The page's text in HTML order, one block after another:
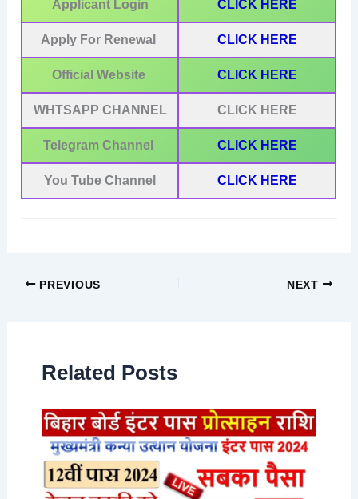
Applicant Login CLICK HERE
Apply For Renewal CLICK HERE
Official Website CLICK HERE
WHTSAPP CHANNEL CLICK HERE
Telegram Channel CLICK HERE
You Tube Channel CLICK HERE
PREVIOUS NEXT
Related Posts